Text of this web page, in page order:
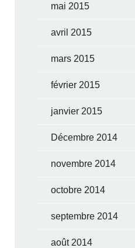
mai 2015
avril 2015
mars 2015
février 2015
janvier 2015
Décembre 2014
novembre 2014
octobre 2014
septembre 2014
août 2014